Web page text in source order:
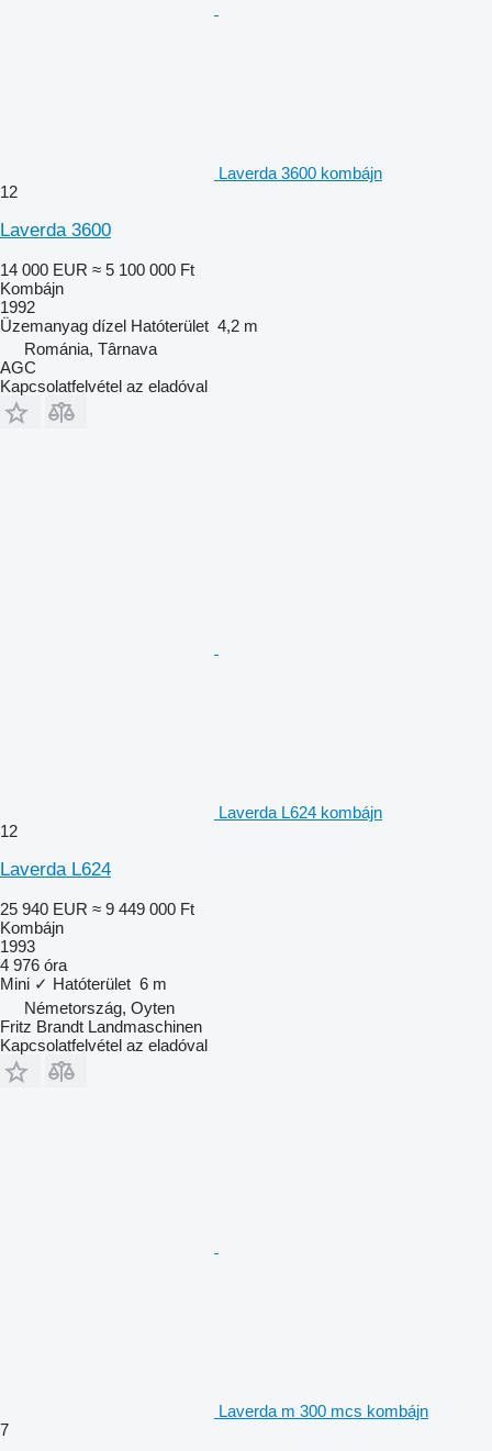
Laverda 3600 kombájn
12
Laverda 3600
14 000 EUR ≈ 5 100 000 Ft
Kombájn
1992
Üzemanyag dízel Hatóterület 4,2 m
Románia, Târnava
AGC
Kapcsolatfelvétel az eladóval
Laverda L624 kombájn
12
Laverda L624
25 940 EUR ≈ 9 449 000 Ft
Kombájn
1993
4 976 óra
Mini ✓ Hatóterület 6 m
Németország, Oyten
Fritz Brandt Landmaschinen
Kapcsolatfelvétel az eladóval
Laverda m 300 mcs kombájn
7